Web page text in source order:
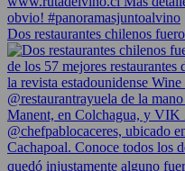
Dos restaurantes chilenos